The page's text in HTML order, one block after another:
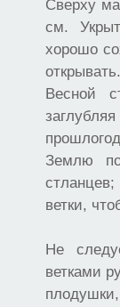
Сверху
см.
хорошо
Весной
Землю
ветки,
Не
ветками